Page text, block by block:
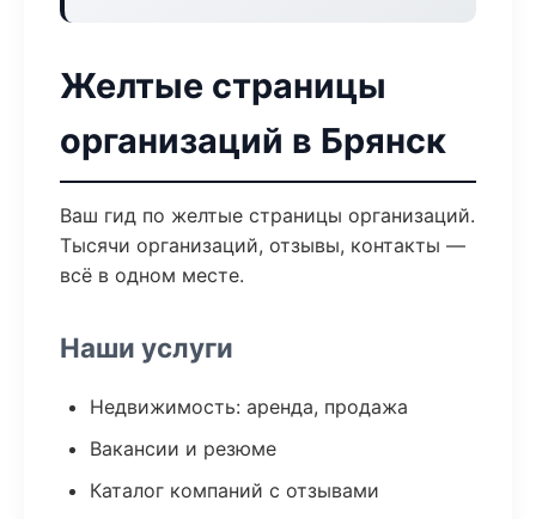
Желтые страницы
организаций в Брянск
Ваш гид по желтые страницы организаций.
Тысячи организаций, отзывы, контакты —
всё в одном месте.
Наши услуги
Недвижимость: аренда, продажа
Вакансии и резюме
Каталог компаний с отзывами